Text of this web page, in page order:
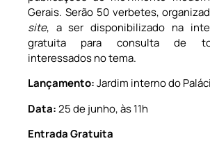
Gerais. Serão 50 verbetes,
site, a ser disponibilizado na
gratuita para consulta de
interessados no tema.
Lançamento:Jardim interno do
Data:25 de junho, às 11h
Entrada Gratuita